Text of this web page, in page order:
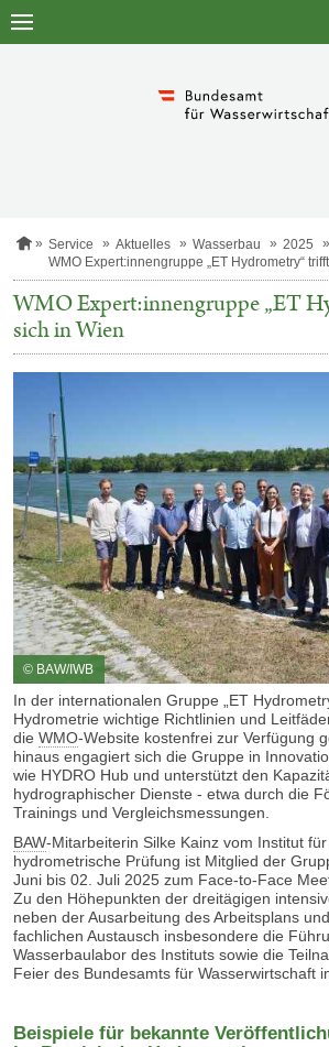
Zum
S
a
r
s
Service Aktuelles Wasserbau
2025
WMO Expert:innengruppe „ET Hydrometry“
WMO Expert:innengruppe „ET
sich in Wien
© BAW/IWB
In der internationalen Gruppe „ET
Hydrometrie wichtige Richtlinien und
die WMO-Website kostenfrei zur Verfügung
hinaus engagiert sich die Gruppe in
wie HYDRO Hub und unterstützt den
hydrographischer Dienste - etwa durch die
Trainings und Vergleichsmessungen.
BAW-Mitarbeiterin Silke Kainz vom Institut
hydrometrische Prüfung ist Mitglied der
Juni bis 02. Juli 2025 zum Face-to-Face
Zu den Höhepunkten der dreitägigen
neben der Ausarbeitung des Arbeitsplans
fachlichen Austausch insbesondere die
Wasserbaulabor des Instituts sowie die
Feier des Bundesamts für Wasserwirtschaft
Beispiele für bekannte